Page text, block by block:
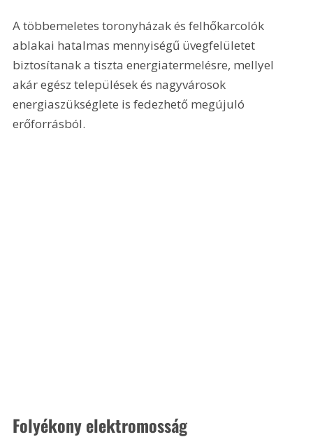
A többemeletes toronyházak és felhőkarcolók
ablakai hatalmas mennyiségű üvegfelületet
biztosítanak a tiszta energiatermelésre, mellyel
akár egész települések és nagyvárosok
energiaszükséglete is fedezhető megújuló
erőforrásból.
Folyékony elektromosság